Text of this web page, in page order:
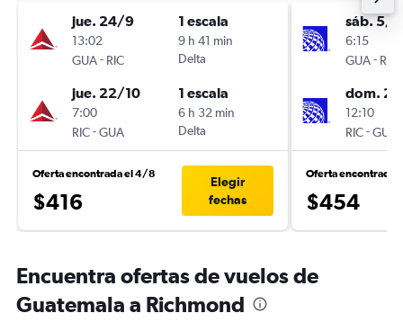
jue. 24/9
13:02
GUA- RIC
1 escala
9 h 41 min
Delta
jue. 22/10
7:00
RIC-GUA
1 escala
6 h 32 min
Delta
Oferta encontrada el 4/8
$416
Elegir
fechas
sáb. 5/9
6:15
GUA- RIC
dom.
12:10
RIC-GUA
Oferta encontrada
$454
Encuentra ofertas de vuelos de
Guatemala a Richmond